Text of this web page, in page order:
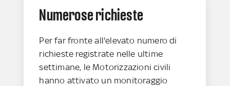
Numerose richieste
Per far fronte all'elevato numero di
richieste registrate nelle ultime
settimane, le Motorizzazioni civili
hanno attivato un monitoraggio